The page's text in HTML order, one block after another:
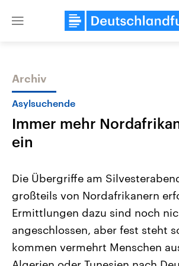
Close
Themen
Landtagswahl Sachsen-Anhalt
2026
Alle Informationen
Sachsen-Anhalt wählt am 6.
September 2026 einen neuen
Landtag. Seit 2021 wird das
Bundesland von einer Koalition aus
USA
den
mit
Archiv
Asylsuchende
Immer mehr
ein
Die Übergriffe am
großteils von Nordafrikanern
Ermittlungen dazu sind noch
angeschlossen, aber fest steht
kommen vermehrt Menschen